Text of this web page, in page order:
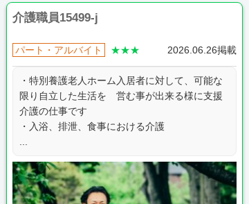
介護職員15499-j
パート・アルバイト ★★★ 2026.06.26掲載
・特別養護老人ホーム入居者に対して、可能な
限り自立した生活を 営む事が出来る様に支援
介護の仕事です
・入浴、排泄、食事における介護